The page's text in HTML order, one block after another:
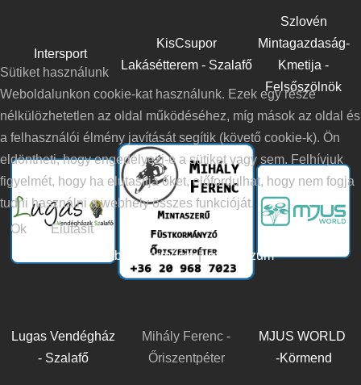
Intersport
KisCsupor
Lakásétterem - Szalafő
Szlovén
Mintagazdaság-
Kmetija -
Felsőszölnök
Lugas Vendégház
- Szalafő
Mihály Ferenc -
Őriszentpéter
MJUS WORLD
-Körmend
Sütiket használunk
Weboldalunkon cookie-kat használunk. Ezek egy része
nélkülözhetetlen az oldal működéséhez, míg mások az oldal és
a felhasználói élmény javítását segítik (követő cookie-k). Ön
eldöntheti, hogy engedélyezi-e a sütiket vagy sem. Felhívjuk
figyelmét, hogy ha elutasítja őket, előfordulhat, hogy nem fogja
tudni használni a webhely összes funkcióját.
Ok
Elutasít
További információ|Impresszum